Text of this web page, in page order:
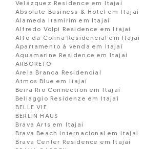
Velázquez Residence em Itajaí
Absolute Business & Hotel em Itajaí
Alameda Itamirim em Itajaí
Alfredo Volpi Residence em Itajaí
Alto da Colina Residencial em Itajai
Apartamento à venda em Itajaí
Aquamarine Residence em Itajaí
ARBORETO
Areia Branca Residencial
Atmos Blue em Itajaí
Beira Rio Connection em Itajaí
Bellaggio Residenze em Itajai
BELLE VIE
BERLIN HAUS
Brava Arts em Itajai
Brava Beach Internacional em Itajai
Brava Center Residence em Itajaí